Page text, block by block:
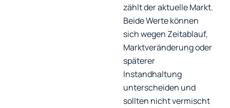
zählt der aktuelle Markt.
Beide Werte können
sich wegen Zeitablauf,
Marktveränderung oder
späterer
Instandhaltung
unterscheiden und
sollten nicht vermischt